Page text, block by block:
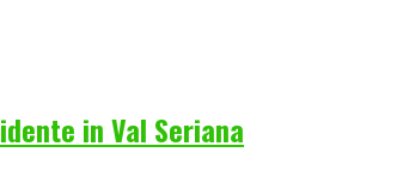
in Val Seriana